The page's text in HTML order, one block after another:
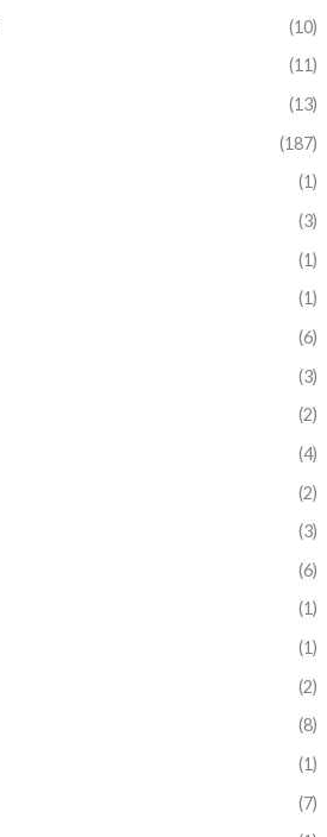
(10)
(11)
(13)
(187)
(1)
(3)
(1)
(1)
(6)
(3)
(2)
(4)
(2)
(3)
(6)
(1)
(1)
(2)
(8)
(1)
(7)